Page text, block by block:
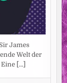
James
Welt der
Eine [...]